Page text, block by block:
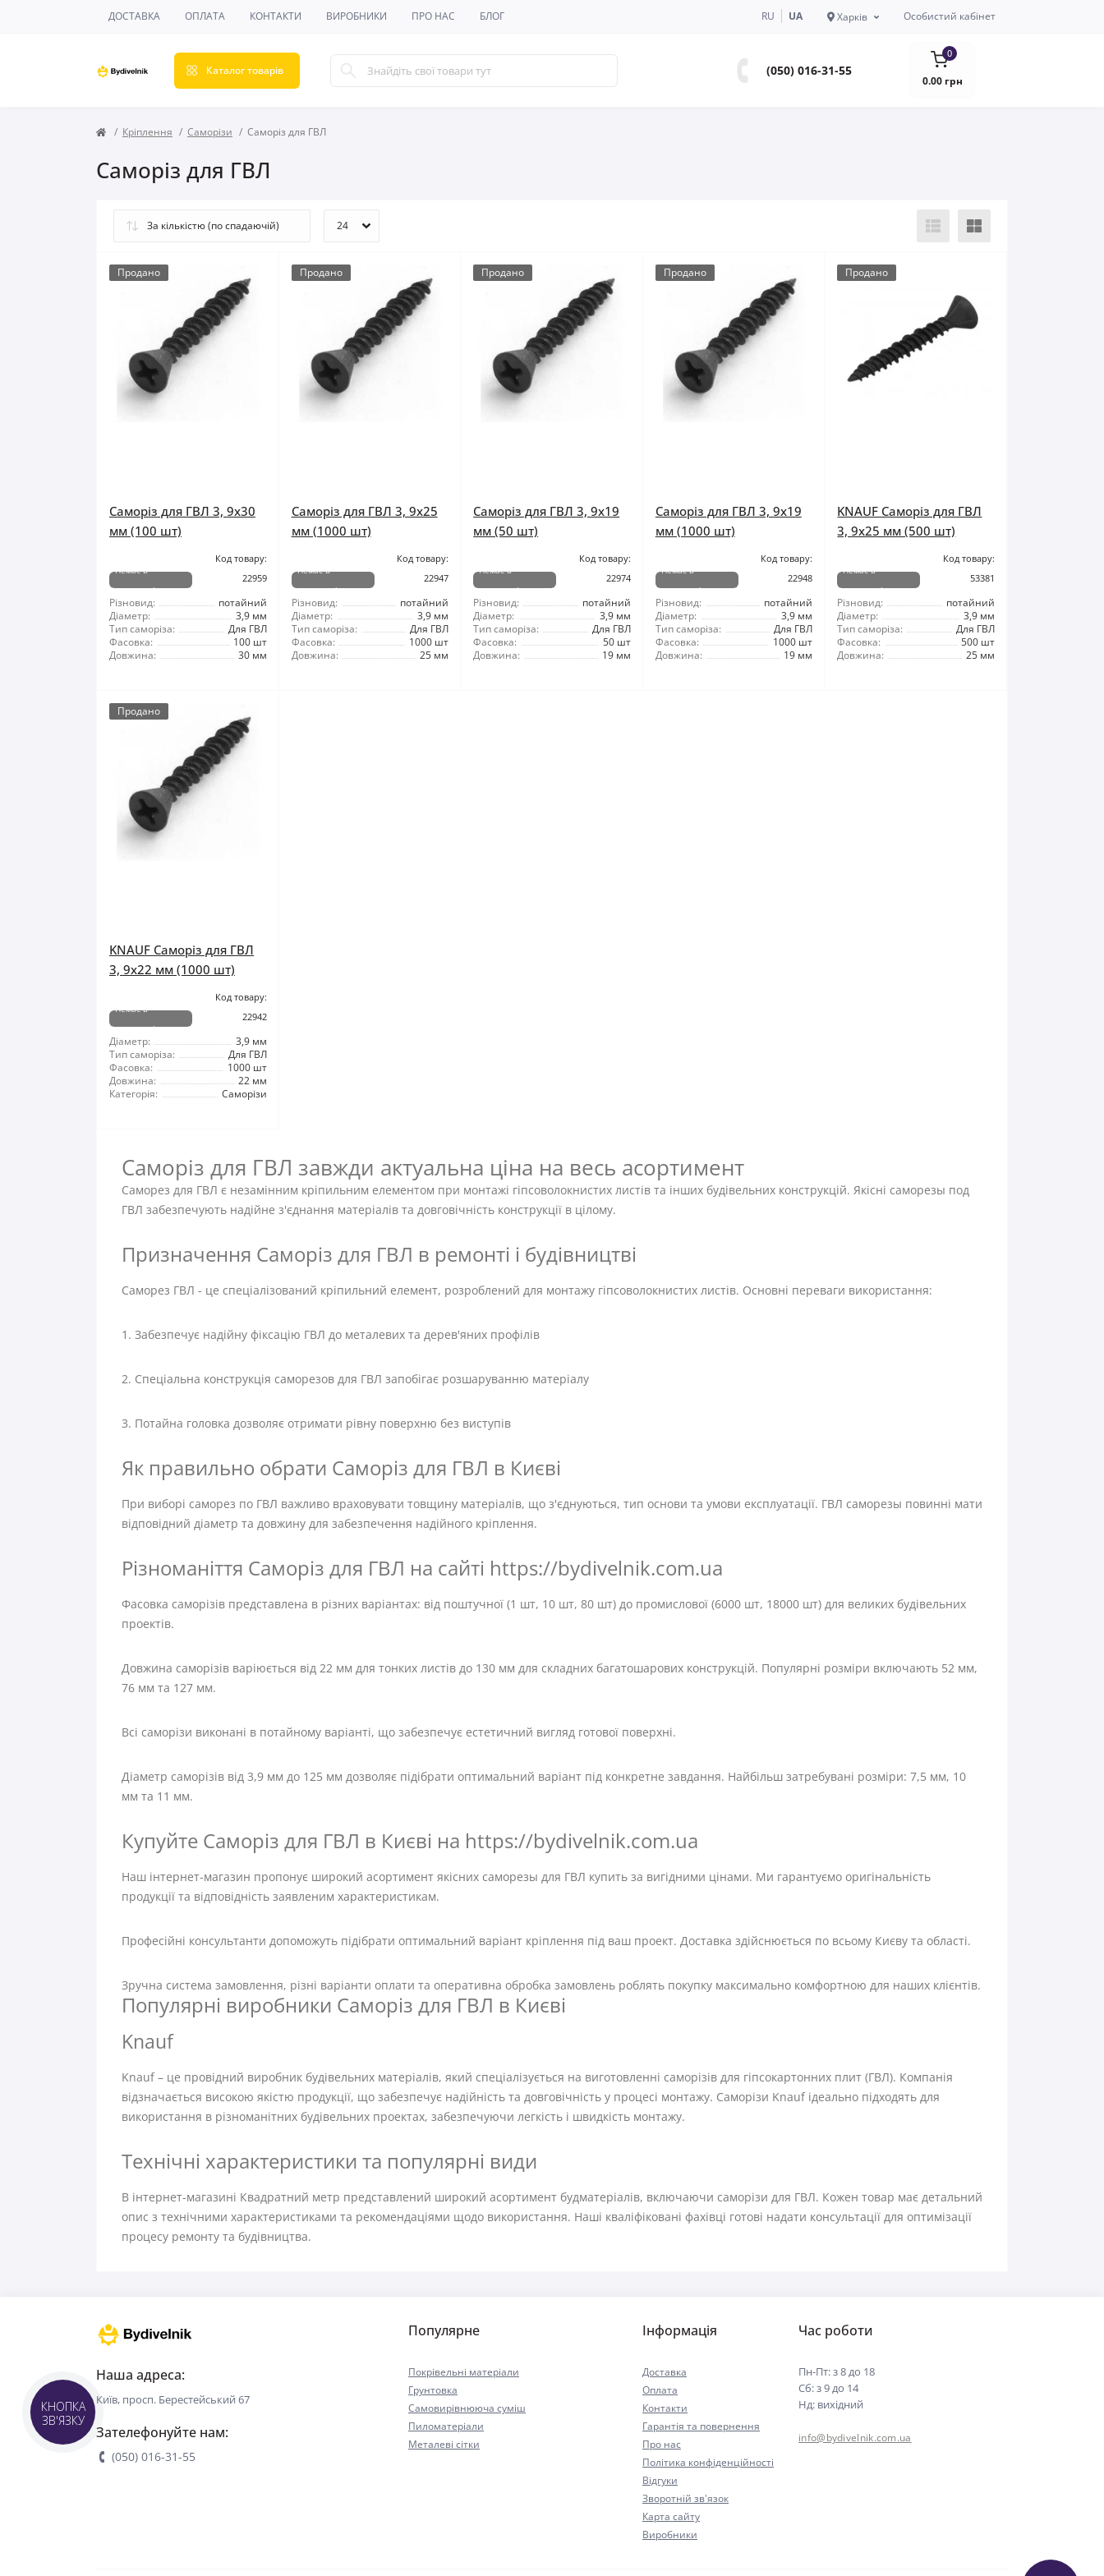
ДОСТАВКА ОПЛАТА КОНТАКТИ ВИРОБНИКИ ПРО НАС БЛОГ RU UA Харків Особистий кабінет
Каталог товарів (050) 016-31-55
0
0.00 грн
Кріплення Саморізи Саморіз для ГВЛ
Саморіз для ГВЛ
Продано
Саморіз для ГВЛ 3, 9x30
мм (100 шт)
Немає в
наявності
Код товару:
22959
Різновид:
потайний
Діаметр:
3,9 мм
Тип саморіза:
Для ГВЛ
Фасовка:
100 шт
Довжина:
30 мм
Продано
Саморіз для ГВЛ 3, 9x25
мм (1000 шт)
Немає в
наявності
Код товару:
22947
Різновид:
потайний
Діаметр:
3,9 мм
Тип саморіза:
Для ГВЛ
Фасовка:
1000 шт
Довжина:
25 мм
Продано
Саморіз для ГВЛ 3, 9x19
мм (50 шт)
Немає в
наявності
Код товару:
22974
Різновид:
потайний
Діаметр:
3,9 мм
Тип саморіза:
Для ГВЛ
Фасовка:
50 шт
Довжина:
19 мм
Продано
Саморіз для ГВЛ 3, 9x19
мм (1000 шт)
Немає в
наявності
Код товару:
22948
Різновид:
потайний
Діаметр:
3,9 мм
Тип саморіза:
Для ГВЛ
Фасовка:
1000 шт
Довжина:
19 мм
Продано
KNAUF Саморіз для ГВЛ
3, 9x25 мм (500 шт)
Немає в
наявності
Код товару:
53381
Різновид:
потайний
Діаметр:
3,9 мм
Тип саморіза:
Для ГВЛ
Фасовка:
500 шт
Довжина:
25 мм
Продано
KNAUF Саморіз для ГВЛ
3, 9x22 мм (1000 шт)
Немає в
наявності
Код товару:
22942
Діаметр:
3,9 мм
Тип саморіза:
Для ГВЛ
Фасовка:
1000 шт
Довжина:
22 мм
Категорія:
Саморізи
Саморіз для ГВЛ завжди актуальна ціна на весь асортимент
Саморез для ГВЛ є незамінним кріпильним елементом при монтажі гіпсоволокнистих листів та інших будівельних конструкцій. Якісні саморезы под
ГВЛ забезпечують надійне з'єднання матеріалів та довговічність конструкції в цілому.
Призначення Саморіз для ГВЛ в ремонті і будівництві
Саморез ГВЛ - це спеціалізований кріпильний елемент, розроблений для монтажу гіпсоволокнистих листів. Основні переваги використання:
1. Забезпечує надійну фіксацію ГВЛ до металевих та дерев'яних профілів
2. Спеціальна конструкція саморезов для ГВЛ запобігає розшаруванню матеріалу
3. Потайна головка дозволяє отримати рівну поверхню без виступів
Як правильно обрати Саморіз для ГВЛ в Києві
При виборі саморез по ГВЛ важливо враховувати товщину матеріалів, що з'єднуються, тип основи та умови експлуатації. ГВЛ саморезы повинні мати
відповідний діаметр та довжину для забезпечення надійного кріплення.
Різноманіття Саморіз для ГВЛ на сайті https://bydivelnik.com.ua
Фасовка саморізів представлена в різних варіантах: від поштучної (1 шт, 10 шт, 80 шт) до промислової (6000 шт, 18000 шт) для великих будівельних
проектів.
Довжина саморізів варіюється від 22 мм для тонких листів до 130 мм для складних багатошарових конструкцій. Популярні розміри включають 52 мм,
76 мм та 127 мм.
Всі саморізи виконані в потайному варіанті, що забезпечує естетичний вигляд готової поверхні.
Діаметр саморізів від 3,9 мм до 125 мм дозволяє підібрати оптимальний варіант під конкретне завдання. Найбільш затребувані розміри: 7,5 мм, 10
мм та 11 мм.
Купуйте Саморіз для ГВЛ в Києві на https://bydivelnik.com.ua
Наш інтернет-магазин пропонує широкий асортимент якісних саморезы для ГВЛ купить за вигідними цінами. Ми гарантуємо оригінальність
продукції та відповідність заявленим характеристикам.
Професійні консультанти допоможуть підібрати оптимальний варіант кріплення під ваш проект. Доставка здійснюється по всьому Києву та області.
Зручна система замовлення, різні варіанти оплати та оперативна обробка замовлень роблять покупку максимально комфортною для наших клієнтів.
Популярні виробники Саморіз для ГВЛ в Києві
Knauf
Knauf – це провідний виробник будівельних матеріалів, який спеціалізується на виготовленні саморізів для гіпсокартонних плит (ГВЛ). Компанія
відзначається високою якістю продукції, що забезпечує надійність та довговічність у процесі монтажу. Саморізи Knauf ідеально підходять для
використання в різноманітних будівельних проектах, забезпечуючи легкість і швидкість монтажу.
Технічні характеристики та популярні види
В інтернет-магазині Квадратний метр представлений широкий асортимент будматеріалів, включаючи саморізи для ГВЛ. Кожен товар має детальний
опис з технічними характеристиками та рекомендаціями щодо використання. Наші кваліфіковані фахівці готові надати консультації для оптимізації
процесу ремонту та будівництва.
Наша адреса:
Київ, просп. Берестейський 67
Зателефонуйте нам:
(050) 016-31-55
Популярне
Покрівельні матеріали
Грунтовка
Самовирівнююча суміш
Пиломатеріали
Металеві сітки
Інформація
Доставка
Оплата
Контакти
Гарантія та повернення
Про нас
Політика конфіденційності
Відгуки
Зворотній зв'язок
Карта сайту
Виробники
Час роботи
Пн-Пт: з 8 до 18
Сб: з 9 до 14
Нд: вихідний
info@bydivelnik.com.ua
КНОПКА
ЗВ'ЯЗКУ